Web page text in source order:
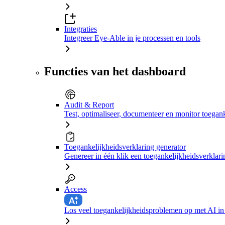
Integraties
Integreer Eye-Able in je processen en tools
Functies van het dashboard
Audit & Report
Test, optimaliseer, documenteer en monitor
Toegankelijkheidsverklaring generator
Genereer in één klik een
Access
Los veel toegankelijkheidsproblemen op met AI